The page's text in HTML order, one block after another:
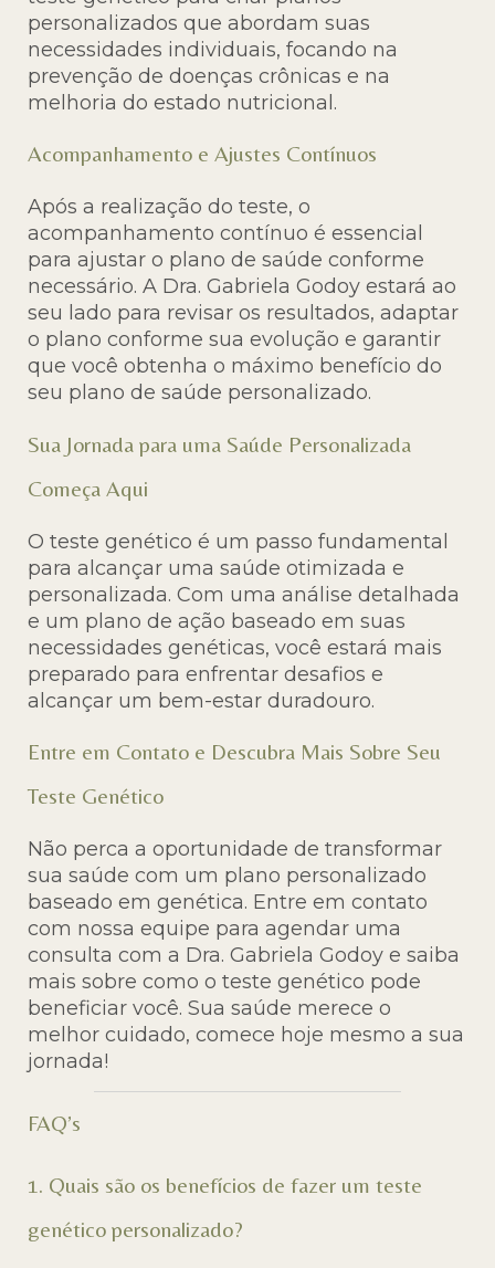
personalizados que abordam suas
necessidades individuais, focando na
prevenção de doenças crônicas e na
melhoria do estado nutricional.
Acompanhamento e Ajustes Contínuos
Após a realização do teste, o
acompanhamento contínuo é essencial
para ajustar o plano de saúde conforme
necessário. A Dra. Gabriela Godoy estará ao
seu lado para revisar os resultados, adaptar
o plano conforme sua evolução e garantir
que você obtenha o máximo benefício do
seu plano de saúde personalizado.
Sua Jornada para uma Saúde Personalizada
Começa Aqui
O teste genético é um passo fundamental
para alcançar uma saúde otimizada e
personalizada. Com uma análise detalhada
e um plano de ação baseado em suas
necessidades genéticas, você estará mais
preparado para enfrentar desafios e
alcançar um bem-estar duradouro.
Entre em Contato e Descubra Mais Sobre Seu
Teste Genético
Não perca a oportunidade de transformar
sua saúde com um plano personalizado
baseado em genética. Entre em contato
com nossa equipe para agendar uma
consulta com a Dra. Gabriela Godoy e saiba
mais sobre como o teste genético pode
beneficiar você. Sua saúde merece o
melhor cuidado, comece hoje mesmo a sua
jornada!
FAQ’s
1. Quais são os benefícios de fazer um teste
genético personalizado?